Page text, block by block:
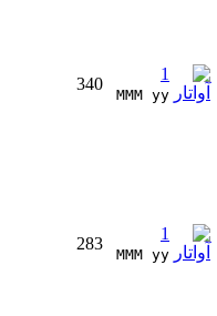
1
MMM yy
340
1
MMM yy
283